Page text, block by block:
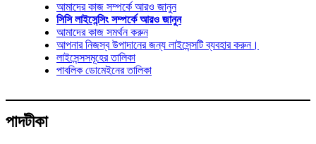
আমাদের কাজ সম্পর্কে আরও জানুন
সিসি লাইসেন্সিং সম্পর্কে আরও জানুন
আমাদের কাজ সমর্থন করুন
আপনার নিজস্ব উপাদানের জন্য লাইসেন্সটি ব্যবহার করুন।
লাইসেন্সসমূহের তালিকা
পাবলিক ডোমেইনের তালিকা
পাদটীকা